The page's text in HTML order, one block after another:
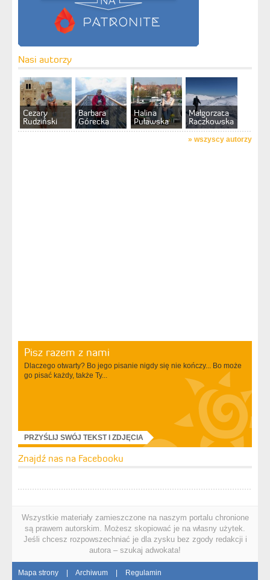
Nasi autorzy
Cezary
Rudziński
Barbara
Górecka
Halina
Puławska
Małgorzata
Raczkowska
» wszyscy autorzy
Pisz razem z nami
Dlaczego otwarty? Bo jego pisanie nigdy się nie kończy... Bo może
go pisać każdy, także Ty...
PRZYŚLIJ SWÓJ TEKST I ZDJĘCIA
Znajdź nas na Facebooku
Wszystkie materiały zamieszczone na naszym portalu chronione
są prawem autorskim. Możesz skopiować je na własny użytek.
Jeśli chcesz rozpowszechniać je dla zysku bez zgody redakcji i
autora – szukaj adwokata!
Mapa strony | Archiwum | Regulamin